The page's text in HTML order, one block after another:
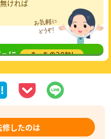
ければ
してみる
修したのは